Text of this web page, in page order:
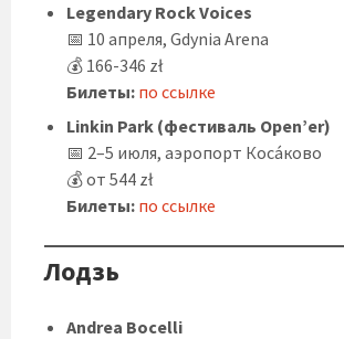
Legendary Rock Voices
📅 10 апреля, Gdynia Arena
💰 166-346 zł
Билеты: по ссылке
Linkin Park (фестиваль Open’er)
📅 2–5 июля, аэропорт Коса́ково
💰 от 544 zł
Билеты: по ссылке
Лодзь
Andrea Bocelli